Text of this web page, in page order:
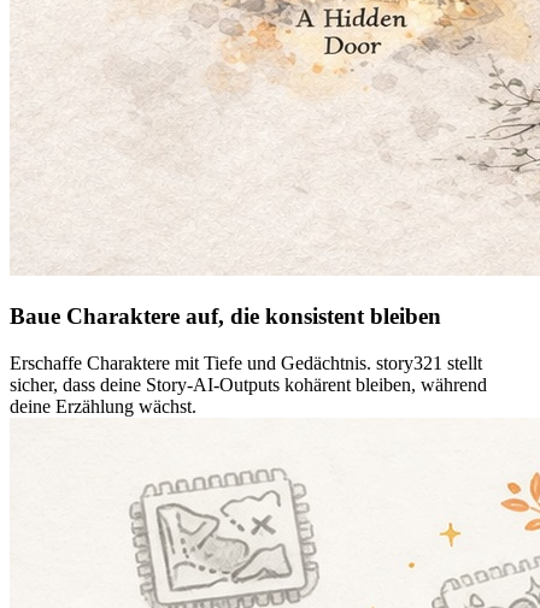
Baue Charaktere auf, die konsistent bleiben
Erschaffe Charaktere mit Tiefe und Gedächtnis. story321 stellt
sicher, dass deine Story-AI-Outputs kohärent bleiben, während
deine Erzählung wächst.